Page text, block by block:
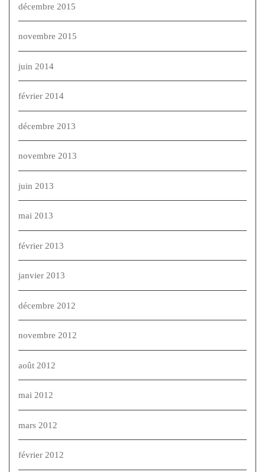
décembre 2015
novembre 2015
juin 2014
février 2014
décembre 2013
novembre 2013
juin 2013
mai 2013
février 2013
janvier 2013
décembre 2012
novembre 2012
août 2012
mai 2012
mars 2012
février 2012